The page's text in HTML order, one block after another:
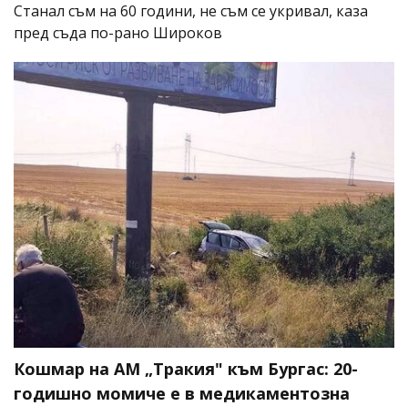
Станал съм на 60 години, не съм се укривал, каза
пред съда по-рано Широков
Кошмар на АМ „Тракия" към Бургас: 20-
годишно момиче е в медикаментозна